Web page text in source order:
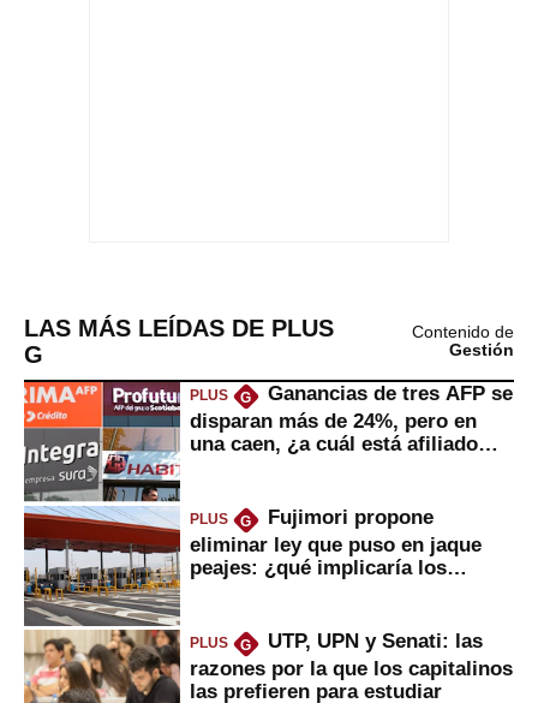
LAS MÁS LEÍDAS DE PLUS
G
Contenido de
Gestión
PLUS G
Ganancias de tres AFP se
disparan más de 24%, pero en
una caen, ¿a cuál está afiliado
PLUS G
Fujimori propone
eliminar ley que puso en jaque
peajes: ¿qué implicaría los
PLUS G
UTP, UPN y Senati: las
razones por la que los capitalinos
las prefieren para estudiar